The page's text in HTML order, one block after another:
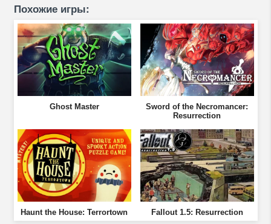
Похожие игры:
Ghost Master
Sword of the Necromancer:
Resurrection
Haunt the House: Terrortown Fallout 1.5: Resurrection